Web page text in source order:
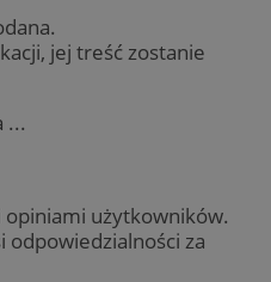
jej treść zostanie
...
użytkowników.
odpowiedzialności za